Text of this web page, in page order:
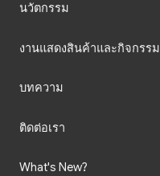
นวัตกรรม
งานแสดงสินค้าและกิจกรรม
บทความ
ติดต่อเรา
What's New?